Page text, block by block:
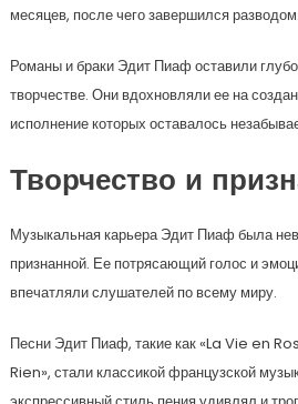
месяцев, после чего завершился разводом.
Романы и браки Эдит Пиаф оставили
творчестве. Они вдохновляли ее на
исполнение которых оставалось
Творчество и
Музыкальная карьера Эдит Пиаф была
признанной. Ее потрясающий голос и
впечатляли слушателей по всему миру.
Песни Эдит Пиаф, такие как «La Vie en
Rien», стали классикой французской